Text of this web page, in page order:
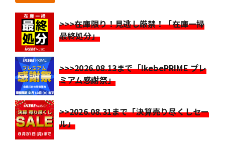
>>>在庫限り！見逃し厳禁！「在庫一掃
最終処分」
>>>2026.08.13まで「IkebePRIME プレ
ミアム感謝祭」
>>2026.08.31まで「決算売り尽くしセー
ル」